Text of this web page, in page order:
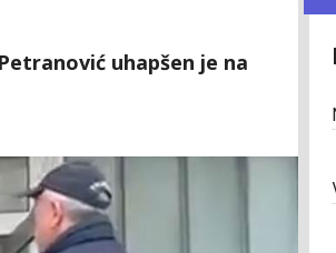
uhapšen je na